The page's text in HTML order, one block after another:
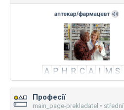
Професії
main_page-prekladatel • střední